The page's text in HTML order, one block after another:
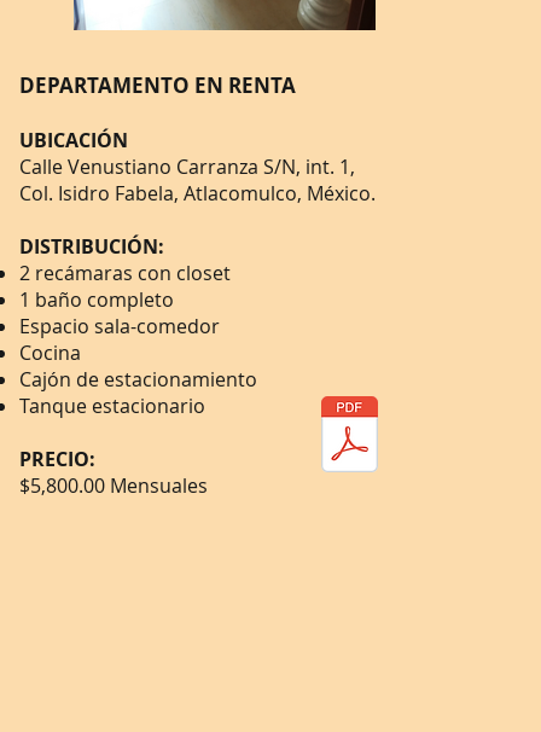
DEPARTAMENTO EN RENTA
UBICACIÓN
Calle Venustiano Carranza S/N, int. 1,
Col. Isidro Fabela, Atlacomulco, México.
DISTRIBUCIÓN:
2 recámaras con closet
1 baño completo
Espacio sala-comedor
Cocina
Cajón de estacionamiento
Tanque estacionario
PRECIO:
$5,800.00 Mensuales